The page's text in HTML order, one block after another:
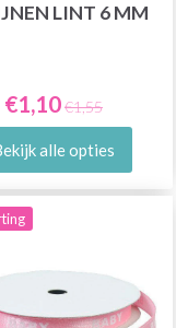
LINT 6 MM
€1,10€1,55
alle opties